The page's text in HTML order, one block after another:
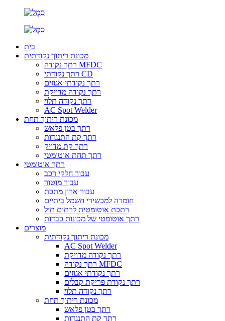
בַּיִת
מכונת ריתוך נקודתית
רתך נקודה MFDC
רתך נקודתי CD
רתך נקודתי אגוזים
רתך נקודה מדויקת
רתך נקודה תלוי
AC Spot Welder
מכונת ריתוך תחת
רתך בטן פלאש
רתך קת התנגדות
רתך קת מדויק
רתך תחת אוטומטי
רתך אוטומטי
עבור חלקי רכב
עבור מוטור
עבור ארון מתכת
חומרה למכשירי חשמל ביתיים
רתכת אוטומטית לרתום תיל
רתך אוטומטי של מכונות כבדות
מוצרים
מכונת ריתוך נקודתית
AC Spot Welder
רתך נקודה מדויקת
רתך נקודה MFDC
רתך נקודתי אגוזים
רתך נקודת פריקת קבלים
רתך נקודה תלוי
מכונת ריתוך תחת
רתך בטן פלאש
רתך קת התנגדות